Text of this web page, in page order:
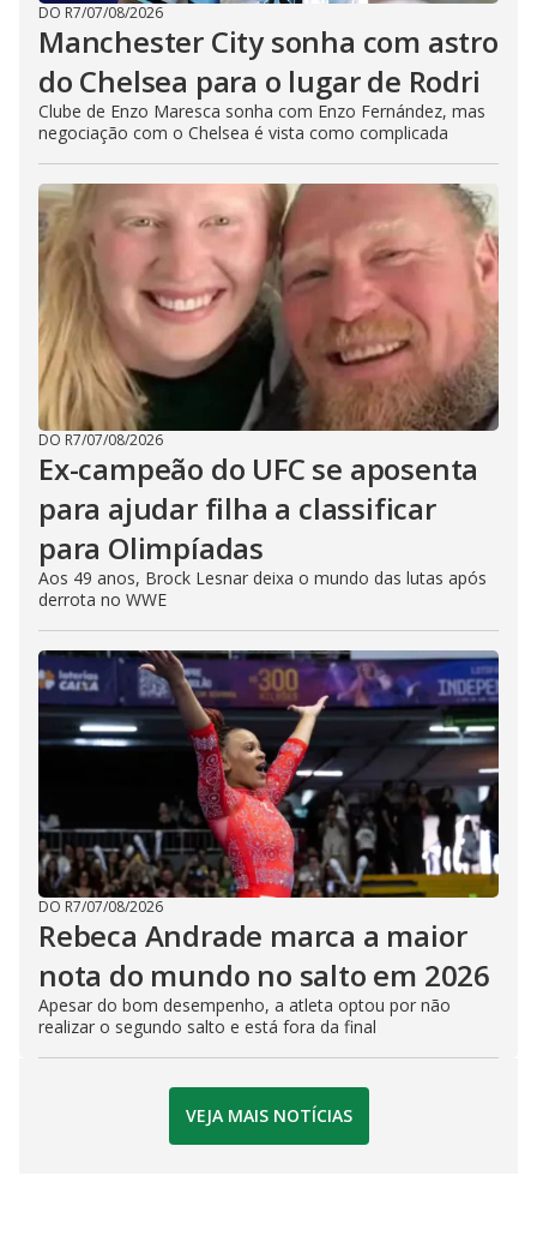
DO R7/07/08/2026
Manchester City sonha com astro
do Chelsea para o lugar de Rodri
Clube de Enzo Maresca sonha com Enzo Fernández, mas
negociação com o Chelsea é vista como complicada
DO R7/07/08/2026
Ex-campeão do UFC se aposenta
para ajudar filha a classificar
para Olimpíadas
Aos 49 anos, Brock Lesnar deixa o mundo das lutas após
derrota no WWE
DO R7/07/08/2026
Rebeca Andrade marca a maior
nota do mundo no salto em 2026
Apesar do bom desempenho, a atleta optou por não
realizar o segundo salto e está fora da final
VEJA MAIS NOTÍCIAS